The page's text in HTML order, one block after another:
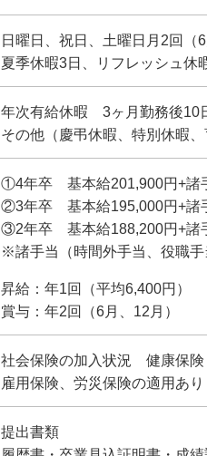
日曜日、祝日、土曜日月2回（6
夏季休暇3日、リフレッシュ
年次有給休暇 3ヶ月勤務後10
その他（慶弔休暇、特別休暇、
①4年卒 基本給201,900円+諸
②3年卒 基本給195,000円+諸
③2年卒 基本給188,200円+諸
※諸手当（時間外手当、役職
昇給：年1回（平均6,400円）
賞与：年2回（6月、12月）
社会保険の加入状況 健康保険
雇用保険、労災保険の適用あり
提出書類